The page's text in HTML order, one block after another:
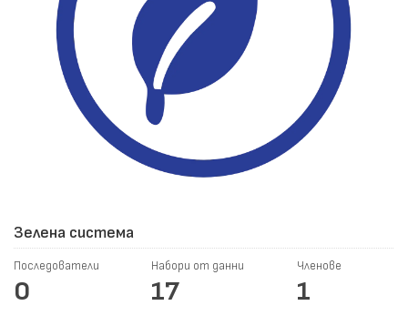
Зелена система
Последователи
0
Набори от данни
17
Членове
1